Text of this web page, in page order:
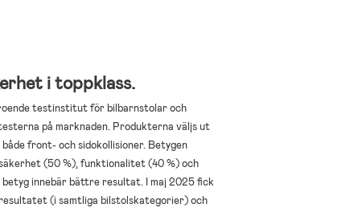
i toppklass.
testinstitut för bilbarnstolar och
på marknaden. Produkterna väljs ut
front- och sidokollisioner. Betygen
(50 %), funktionalitet (40 %) och
innebär bättre resultat. I maj 2025 fick
(i samtliga bilstolskategorier) och